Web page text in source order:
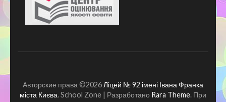
Авторские права ©2026Ліцей № 92 імені Івана Франка
міста Києва.School Zone | Разработано Rara Theme. При